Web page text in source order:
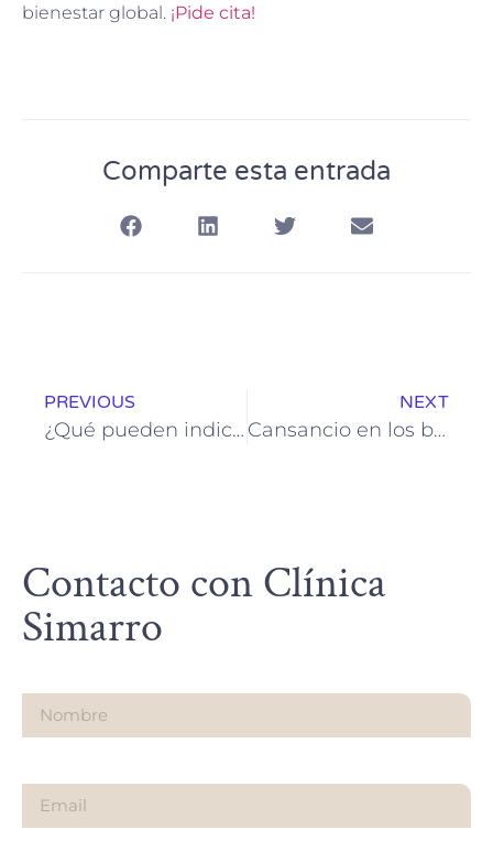
bienestar global. ¡Pide cita!
Comparte esta entrada
PREVIOUS
¿Qué pueden indicar los nódulos palpables sobre tu salud y cuándo consultar a un médico?
NEXT
Cansancio en los brazos: causas comunes y cómo aliviar la fatiga muscular
Contacto con Clínica
Simarro